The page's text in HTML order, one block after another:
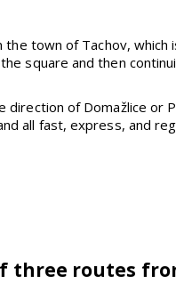
town of Tachov,
square and then
direction of Domažlice or
all fast, express, and
three routes